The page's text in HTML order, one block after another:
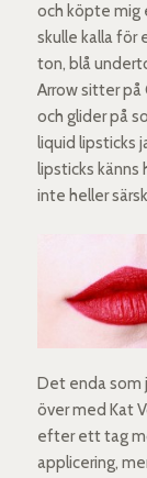
och köpte mig
skulle kalla för
ton, blå
Arrow sitter
och glider på
liquid lipsticks
lipsticks känns
inte heller
Det enda som
över med Kat
efter ett tag
applicering,